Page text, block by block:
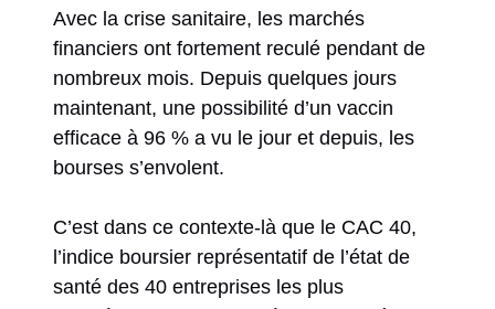
Avec la crise sanitaire, les marchés
financiers ont fortement reculé pendant de
nombreux mois. Depuis quelques jours
maintenant, une possibilité d’un vaccin
efficace à 96 % a vu le jour et depuis, les
bourses s’envolent.
C’est dans ce contexte-là que le CAC 40,
l’indice boursier représentatif de l’état de
santé des 40 entreprises les plus